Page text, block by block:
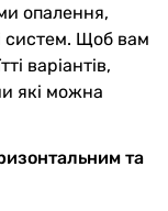
опалення,
систем. Щоб вам
варіантів,
які можна
та